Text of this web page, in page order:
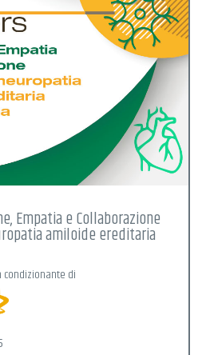
Empatia e Collaborazione
amiloide ereditaria
condizionante di